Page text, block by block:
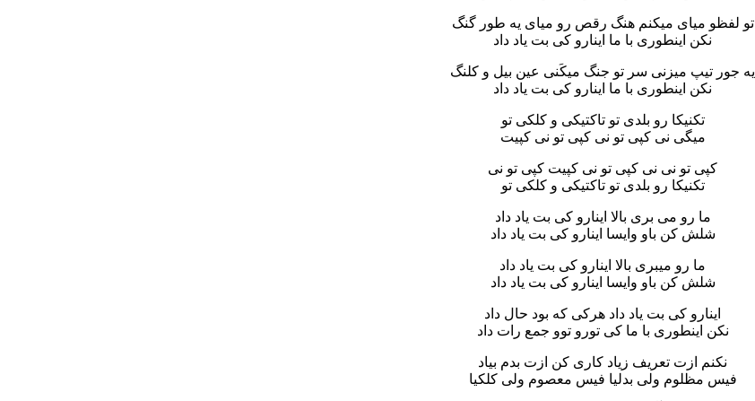
تو لفظو میای میکنم هنگ رقص رو میای یه طور گنگ
نکن اینطوری با ما اینارو کی بت یاد داد
یه جور تیپ میزنی سر تو جنگ میکَنی عین بیل و کلنگ
نکن اینطوری با ما اینارو کی بت یاد داد
تکنیکا رو بلدی تو تاکتیکی و کلکی تو
میگی نی کپی تو نی کپی تو نی کپیت
کپی تو نی نی کپی تو نی کپیت کپی تو نی
تکنیکا رو بلدی تو تاکتیکی و کلکی تو
ما رو می بری بالا اینارو کی بت یاد داد
شلش کن باو وایسا اینارو کی بت یاد داد
ما رو میبری بالا اینارو کی بت یاد داد
شلش کن باو وایسا اینارو کی بت یاد داد
اینارو کی بت یاد داد هرکی که بود حال داد
نکن اینطوری با ما کی تورو توو جمع رات داد
نکنم ازت تعریف زیاد کاری کن ازت بدم بیاد
فیس مظلوم ولی بدلیا فیس معصوم ولی کلکیا